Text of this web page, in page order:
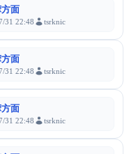
面
31 22:48 tsrknic
面
31 22:48 tsrknic
面
31 22:48 tsrknic